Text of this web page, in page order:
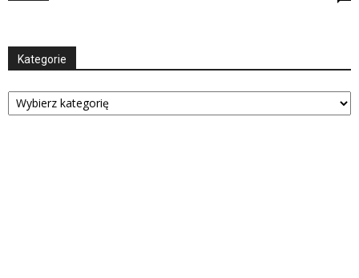
Kategorie
Kategorie